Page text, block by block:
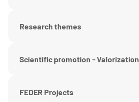
Research themes
Scientific promotion - Valorization
FEDER Projects